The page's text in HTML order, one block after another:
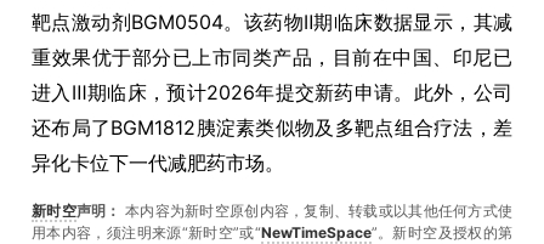
靶点激动剂BGM0504。该药物Ⅱ期临床数据显示，其减
重效果优于部分已上市同类产品，目前在中国、印尼已
进入Ⅲ期临床，预计2026年提交新药申请。此外，公司
还布局了BGM1812胰淀素类似物及多靶点组合疗法，差
异化卡位下一代减肥药市场。
新时空声明： 本内容为新时空原创内容，复制、转载或以其他任何方式使
用本内容，须注明来源“新时空”或“NewTimeSpace”。新时空及授权的第